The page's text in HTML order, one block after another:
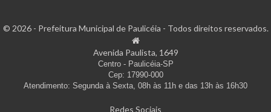
© 2026 - Prefeitura Municipal de Paulicéia - Todos direitos reservados.
Avenida Paulista, 1649
Centro - Paulicéia-SP
Cep: 17990-000
Atendimento: Segunda à Sexta, 08h às 11h e das 13h às 16h30
Redes Sociais